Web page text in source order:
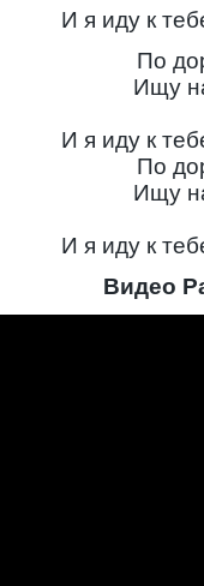
И я иду к
По
Ищу
И я иду к
По
Ищу
И я иду к
Видео